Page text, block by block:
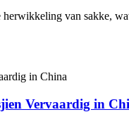
van sakke,
Vervaardig in